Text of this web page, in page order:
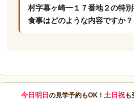
村字幕ヶ崎一１７番地２の特
食事はどのような内容ですか？
今日明日 の見学予約もOK！ 土日祝も